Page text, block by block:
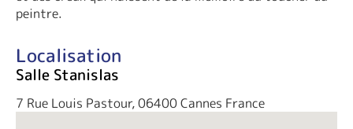
peintre.
Localisation
Salle Stanislas
7 Rue Louis Pastour, 06400 Cannes France